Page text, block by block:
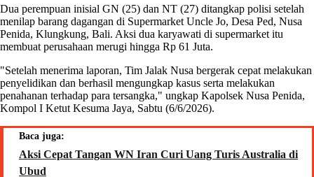
Dua perempuan inisial GN (25) dan NT (27) ditangkap polisi setelah
menilap barang dagangan di Supermarket Uncle Jo, Desa Ped, Nusa
Penida, Klungkung, Bali. Aksi dua karyawati di supermarket itu
membuat perusahaan merugi hingga Rp 61 Juta.
"Setelah menerima laporan, Tim Jalak Nusa bergerak cepat melakukan
penyelidikan dan berhasil mengungkap kasus serta melakukan
penahanan terhadap para tersangka," ungkap Kapolsek Nusa Penida,
Kompol I Ketut Kesuma Jaya, Sabtu (6/6/2026).
Baca juga:
Aksi Cepat Tangan WN Iran Curi Uang Turis Australia di
Ubud